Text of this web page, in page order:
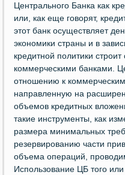
Центрального Банка как
или, как еще говорят,
этот банк осуществляет
экономики страны и в
кредитной политики
коммерческими банками.
отношению к
направленную на
объемов кредитных
такие инструменты, как
размера минимальных
резервированию части
объема операций,
Использование ЦБ того